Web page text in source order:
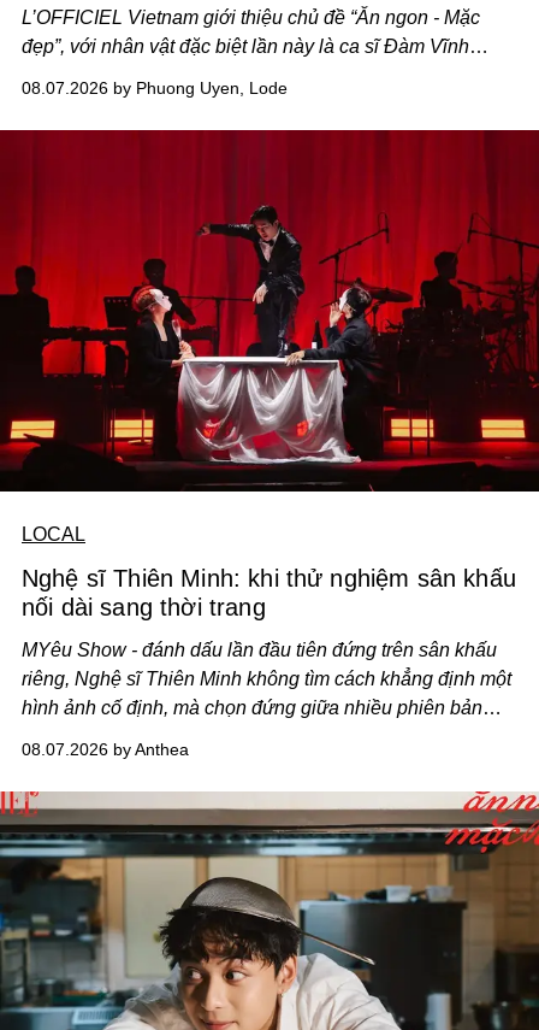
L’OFFICIEL Vietnam giới thiệu chủ đề “Ăn ngon - Mặc
đẹp”, với nhân vật đặc biệt lần này là ca sĩ Đàm Vĩnh
Cà Phê Cà Pháo mang dấu ấn Indochine hoài niệm, thu
hút nhiều thực khách ghé thăm.
08.07.2026 by Phuong Uyen, Lode
LOCAL
Nghệ sĩ Thiên Minh: khi thử nghiệm sân khấu
nối dài sang thời trang
MYêu Show - đánh dấu lần đầu tiên đứng trên sân khấu
riêng, Nghệ sĩ Thiên Minh không tìm cách khẳng định một
hình ảnh cố định, mà chọn đứng giữa nhiều phiên bản
một bộ suit lụa - như một cách "take the risk" khác, ngoài
âm nhạc.
08.07.2026 by Anthea